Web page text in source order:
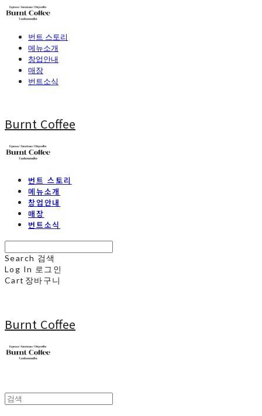
번트 스토리
메뉴소개
창업안내
매장
번트소식
Burnt Coffee
번트 스토리
메뉴소개
창업안내
매장
번트소식
Search 검색
Log In 로그인
Cart 장바구니
Burnt Coffee